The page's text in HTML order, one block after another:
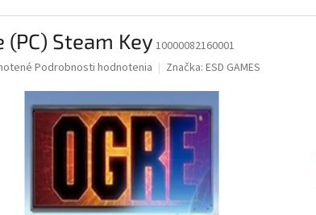
(PC) Steam Key 10000082160001
Podrobnosti hodnotenia Značka: ESD GAMES